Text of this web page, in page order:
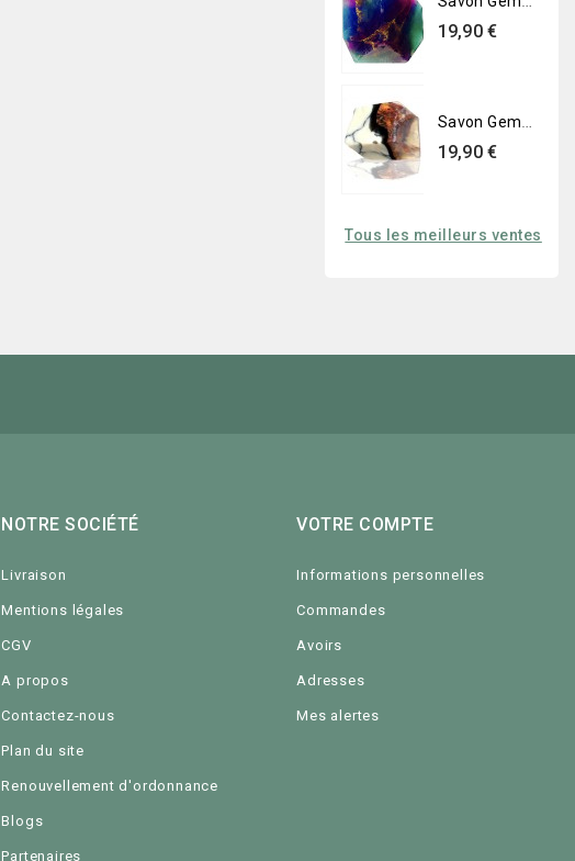
Prix
19,90 €
Prix
19,90 €
Tous les meilleurs ventes
NOTRE SOCIÉTÉ
Livraison
Mentions légales
CGV
A propos
Contactez-nous
Plan du site
Renouvellement d'ordonnance
Blogs
Partenaires
VOTRE COMPTE
Informations personnelles
Commandes
Avoirs
Adresses
Mes alertes